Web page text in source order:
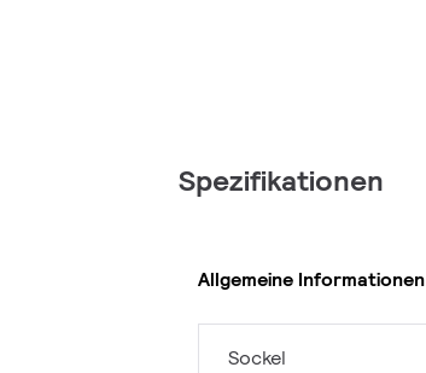
Spezifikationen
Allgemeine Informationen
Sockel